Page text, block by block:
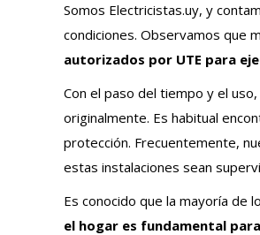
Somos Electricistas.uy, y
condiciones. Observamos que
autorizados por UTE para
Con el paso del tiempo y el
originalmente. Es habitual
protección. Frecuentemente,
estas instalaciones sean
Es conocido que la mayoría de
el hogar es fundamental